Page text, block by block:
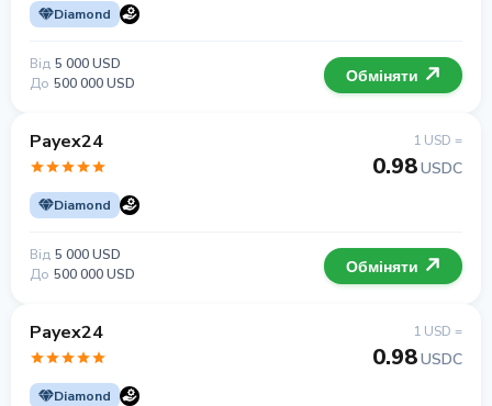
Diamond
Від 5 000 USD
До 500 000 USD Обміняти
Payex24
Diamond
1 USD =
0.98USDC
Від 5 000 USD
До 500 000 USD Обміняти
Payex24
Diamond
1 USD =
0.98USDC